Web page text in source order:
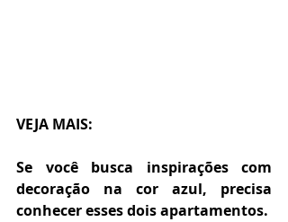
VEJA MAIS:
Se você busca inspirações com
decoração na cor azul, precisa
conhecer esses dois apartamentos.